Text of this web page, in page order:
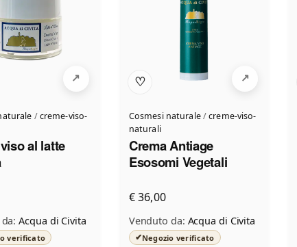
/creme-viso-
al latte
Acqua di Civita
verificato
♡
Cosmesi naturale/creme-viso-
naturali
Crema Antiage
Esosomi Vegetali
€ 36,00
Venduto da: Acqua di Civita
✔Negozio verificato